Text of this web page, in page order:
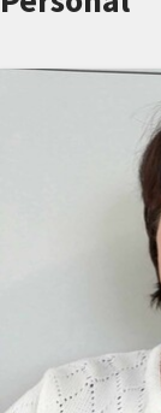
Nyheter
Avdelningar